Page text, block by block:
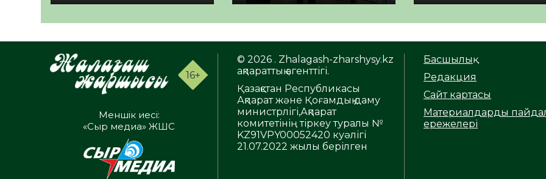
16+
Меншік иесі:
«Сыр медиа» ЖШС
© 2026 . Zhalagash-zharshysy.kz
ақпараттық агенттігі.
Қазақстан Республикасы
Ақпарат және Қоғамдық даму
министрлігі,Ақпарат
комитетінің тіркеу туралы №
KZ91VPY00052420 куәлігі
21.07.2022 жылы берілген
Басшылық
Редакция
Сайт картасы
Материалдарды
ережелері